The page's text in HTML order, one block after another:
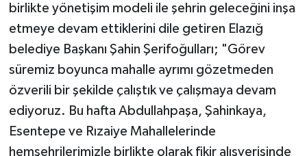
birlikte yönetişim modeli ile şehrin geleceğini inşa
etmeye devam ettiklerini dile getiren Elazığ
belediye Başkanı Şahin Şerifoğulları; "Görev
süremiz boyunca mahalle ayrımı gözetmeden
özverili bir şekilde çalıştık ve çalışmaya devam
ediyoruz. Bu hafta Abdullahpaşa, Şahinkaya,
Esentepe ve Rızaiye Mahallelerinde
hemşehrilerimizle birlikte olarak fikir alışverişinde